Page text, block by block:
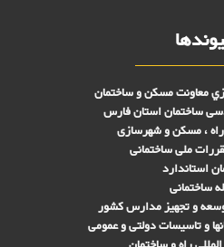
معاونت مسکن و ساختمان
ساختمان استان فارس
، مسکن و شهرسازی
ملی ساختمانی
استاندارد
ساختمانی
و تجهیز مدارس کشور
و تاسيسات دولتی و عمومی